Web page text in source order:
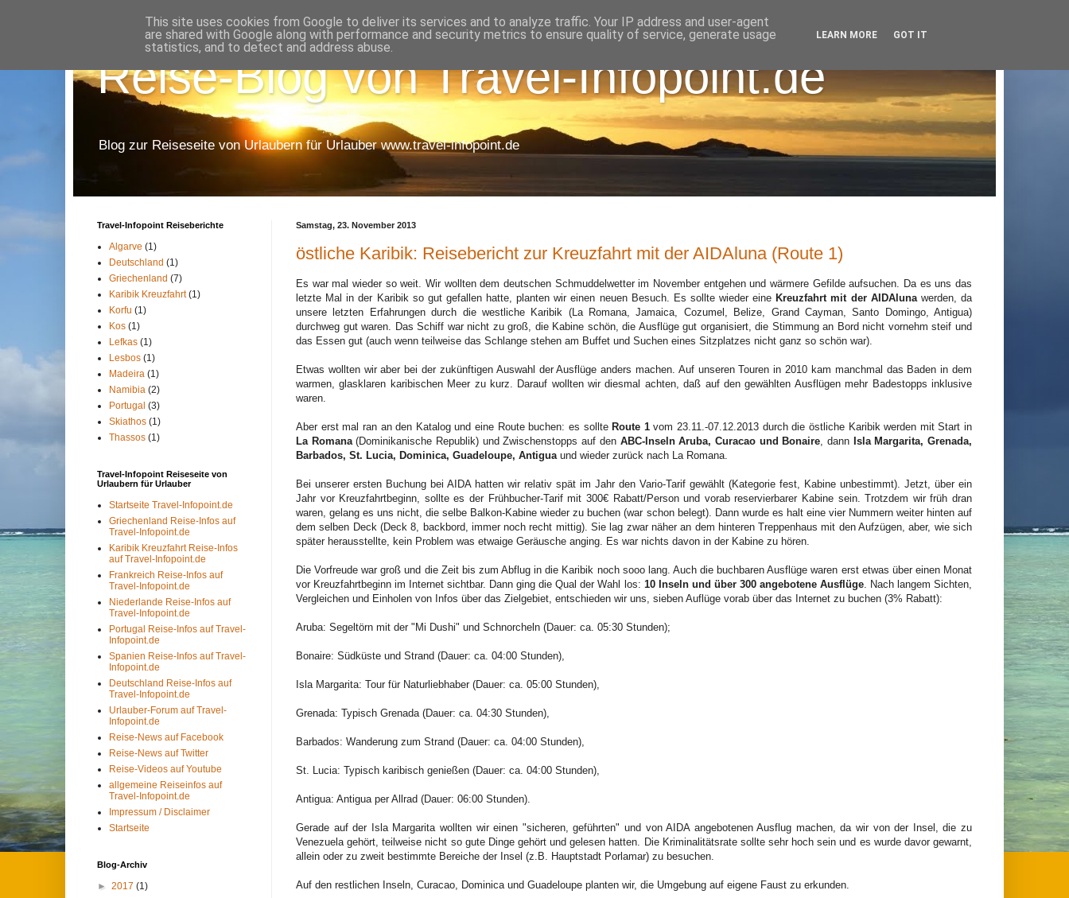
Reise-Blog von Travel-Infopoint.de
Blog zur Reiseseite von Urlaubern für Urlauber www.travel-infopoint.de
Samstag, 23. November 2013
östliche Karibik: Reisebericht zur Kreuzfahrt mit der AIDAluna (Route 1)
Es war mal wieder so weit. Wir wollten dem deutschen Schmuddelwetter im November entgehen und wärmere Gefilde aufsuchen. Da es uns das
letzte Mal in der Karibik so gut gefallen hatte, planten wir einen neuen Besuch. Es sollte wieder eineKreuzfahrt mit der AIDAlunawerden, da
unsere letzten Erfahrungen durch die westliche Karibik (La Romana, Jamaica, Cozumel, Belize, Grand Cayman, Santo Domingo, Antigua)
durchweg gut waren. Das Schiff war nicht zu groß, die Kabine schön, die Ausflüge gut organisiert, die Stimmung an Bord nicht vornehm steif und
das Essen gut (auch wenn teilweise das Schlange stehen am Buffet und Suchen eines Sitzplatzes nicht ganz so schön war).
Etwas wollten wir aber bei der zukünftigen Auswahl der Ausflüge anders machen. Auf unseren Touren in 2010 kam manchmal das Baden in dem
warmen, glasklaren karibischen Meer zu kurz. Darauf wollten wir diesmal achten, daß auf den gewählten Ausflügen mehr Badestopps inklusive
waren.
Aber erst mal ran an den Katalog und eine Route buchen: es sollteRoute 1vom 23.11.-07.12.2013 durch die östliche Karibik werden mit Start in
La Romana(Dominikanische Republik) und Zwischenstopps auf den ABC-Inseln Aruba, Curacao und Bonaire , dann Isla Margarita, Grenada,
Barbados, St. Lucia, Dominica, Guadeloupe, Antigua und wieder zurück nach La Romana.
Bei unserer ersten Buchung bei AIDA hatten wir relativ spät im Jahr den Vario-Tarif gewählt (Kategorie fest, Kabine unbestimmt). Jetzt, über ein
Jahr vor Kreuzfahrtbeginn, sollte es der Frühbucher-Tarif mit 300€ Rabatt/Person und vorab reservierbarer Kabine sein. Trotzdem wir früh dran
waren, gelang es uns nicht, die selbe Balkon-Kabine wieder zu buchen (war schon belegt). Dann wurde es halt eine vier Nummern weiter hinten auf
dem selben Deck (Deck 8, backbord, immer noch recht mittig). Sie lag zwar näher an dem hinteren Treppenhaus mit den Aufzügen, aber, wie sich
später herausstellte, kein Problem was etwaige Geräusche anging. Es war nichts davon in der Kabine zu hören.
Die Vorfreude war groß und die Zeit bis zum Abflug in die Karibik noch sooo lang. Auch die buchbaren Ausflüge waren erst etwas über einen Monat
vor Kreuzfahrtbeginn im Internet sichtbar. Dann ging die Qual der Wahl los: 10 Inseln und über 300 angebotene Ausflüge. Nach langem Sichten,
Vergleichen und Einholen von Infos über das Zielgebiet, entschieden wir uns, sieben Auflüge vorab über das Internet zu buchen (3% Rabatt):
Aruba: Segeltörn mit der "Mi Dushi" und Schnorcheln (Dauer: ca. 05:30 Stunden);
Bonaire: Südküste und Strand (Dauer: ca. 04:00 Stunden),
Isla Margarita: Tour für Naturliebhaber (Dauer: ca. 05:00 Stunden),
Grenada: Typisch Grenada (Dauer: ca. 04:30 Stunden),
Barbados: Wanderung zum Strand (Dauer: ca. 04:00 Stunden),
St. Lucia: Typisch karibisch genießen (Dauer: ca. 04:00 Stunden),
Antigua: Antigua per Allrad (Dauer: 06:00 Stunden).
Gerade auf der Isla Margarita wollten wir einen "sicheren, geführten" und von AIDA angebotenen Ausflug machen, da wir von der Insel, die zu
Venezuela gehört, teilweise nicht so gute Dinge gehört und gelesen hatten. Die Kriminalitätsrate sollte sehr hoch sein und es wurde davor gewarnt,
allein oder zu zweit bestimmte Bereiche der Insel (z.B. Hauptstadt Porlamar) zu besuchen.
Auf den restlichen Inseln, Curacao, Dominica und Guadeloupe planten wir, die Umgebung auf eigene Faust zu erkunden.
Travel-Infopoint Reiseberichte
Algarve (1)
Deutschland (1)
Griechenland (7)
Karibik Kreuzfahrt (1)
Korfu (1)
Kos (1)
Lefkas (1)
Lesbos (1)
Madeira (1)
Namibia (2)
Portugal (3)
Skiathos (1)
Thassos (1)
Travel-Infopoint Reiseseite von
Urlaubern für Urlauber
Startseite Travel-Infopoint.de
Griechenland Reise-Infos auf
Travel-Infopoint.de
Karibik Kreuzfahrt Reise-Infos
auf Travel-Infopoint.de
Frankreich Reise-Infos auf
Travel-Infopoint.de
Niederlande Reise-Infos auf
Travel-Infopoint.de
Portugal Reise-Infos auf Travel-
Infopoint.de
Spanien Reise-Infos auf Travel-
Infopoint.de
Deutschland Reise-Infos auf
Travel-Infopoint.de
Urlauber-Forum auf Travel-
Infopoint.de
Reise-News auf Facebook
Reise-News auf Twitter
Reise-Videos auf Youtube
allgemeine Reiseinfos auf
Travel-Infopoint.de
Impressum / Disclaimer
Startseite
Blog-Archiv
► 2017 (1)
This site uses cookies from Google to deliver its services and to analyze traffic. Your IP address and user-agent
are shared with Google along with performance and security metrics to ensure quality of service, generate usage
statistics, and to detect and address abuse.
LEARN MORE GOT IT